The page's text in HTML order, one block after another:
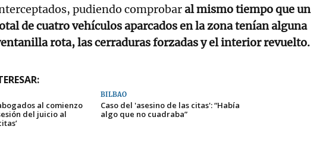
pudiendo comprobaral mismo tiempo que un
de cuatro vehículos aparcados en la zona tenían alguna
rota, las cerraduras forzadas y el interior revuelto.
al comienzo
del juicio al
BILBAO
Caso del 'asesino de las citas': “Había
algo que no cuadraba”